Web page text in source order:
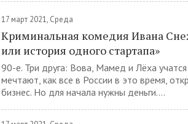
17 март 2021, Среда
Криминальная комедия Ивана
или история одного стартапа»
90-е. Три друга: Вова, Мамед и Лёха
мечтают, как все в России в это время,
бизнес. Но для начала нужны деньги....